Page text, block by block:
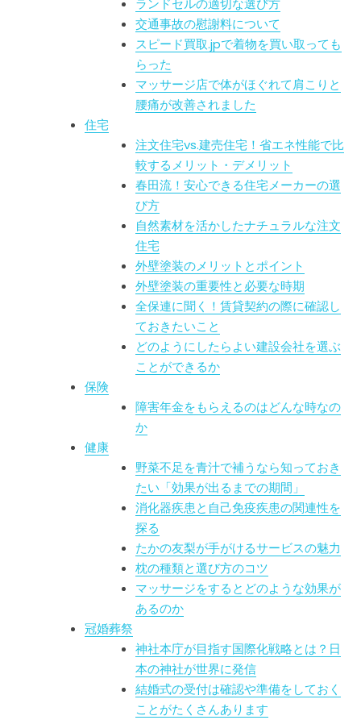
ランドセルの適切な選び方
交通事故の慰謝料について
スピード買取.jpで着物を買い取っても
らった
マッサージ店で体がほぐれて肩こりと
腰痛が改善されました
住宅
注文住宅vs.建売住宅！省エネ性能で比
較するメリット・デメリット
春田流！安心できる住宅メーカーの選
び方
自然素材を活かしたナチュラルな注文
住宅
外壁塗装のメリットとポイント
外壁塗装の重要性と必要な時期
全保連に聞く！賃貸契約の際に確認し
ておきたいこと
どのようにしたらよい建設会社を選ぶ
ことができるか
保険
障害年金をもらえるのはどんな時なの
か
健康
野菜不足を青汁で補うなら知っておき
たい「効果が出るまでの期間」
消化器疾患と自己免疫疾患の関連性を
探る
たかの友梨が手がけるサービスの魅力
枕の種類と選び方のコツ
マッサージをするとどのような効果が
あるのか
冠婚葬祭
神社本庁が目指す国際化戦略とは？日
本の神社が世界に発信
結婚式の受付は確認や準備をしておく
ことがたくさんあります